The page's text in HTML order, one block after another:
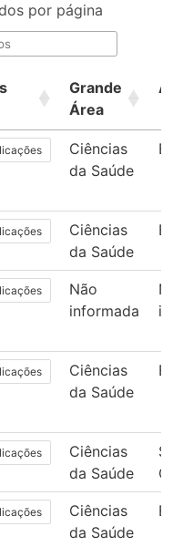
por página
Grande
Área
Ciências
da Saúde
Ciências
da Saúde
Não
informada
Ciências
da Saúde
Ciências
da Saúde
Ciências
da Saúde